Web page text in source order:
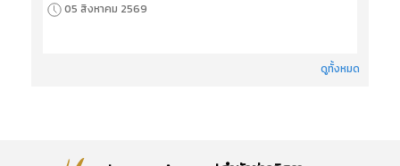
05 สิงหาคม 2569
ดูทั้งหมด